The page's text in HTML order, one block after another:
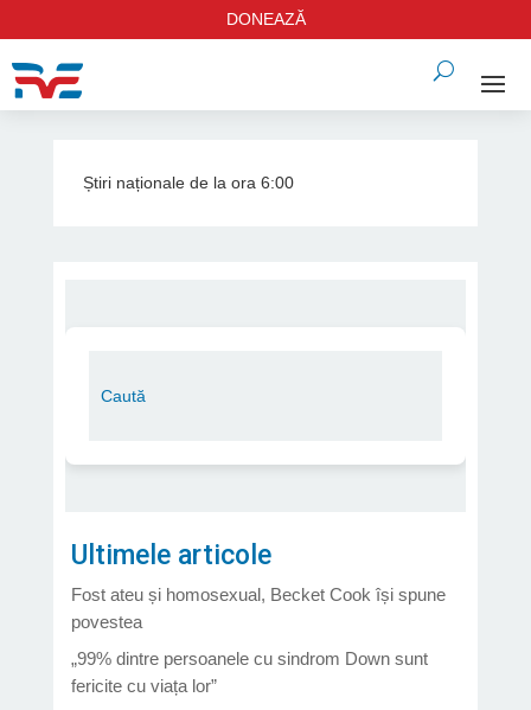
DONEAZĂ
Știri naționale de la ora 6:00
Ultimele articole
Fost ateu și homosexual, Becket Cook își spune
povestea
„99% dintre persoanele cu sindrom Down sunt
fericite cu viața lor”